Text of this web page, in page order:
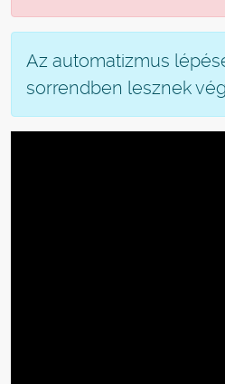
Az automatizmus
sorrendben lesznek